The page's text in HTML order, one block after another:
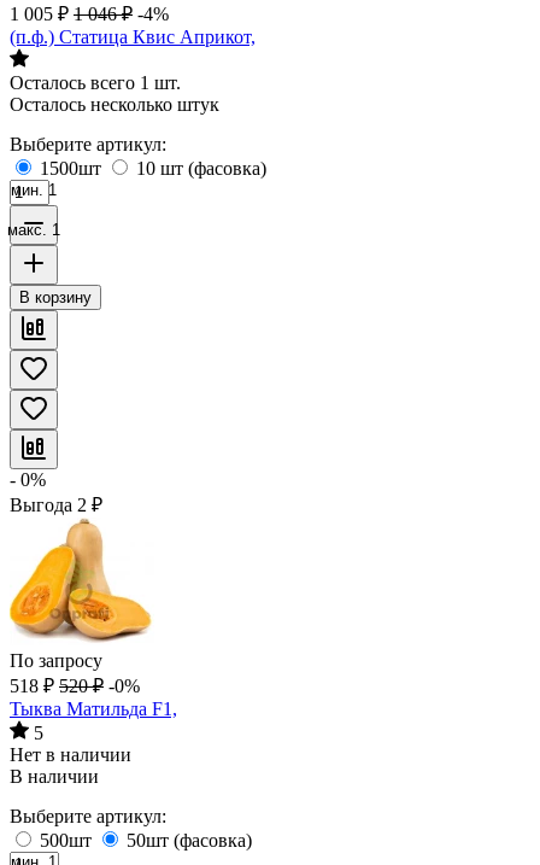
1 005 ₽ 1 046 ₽ -4%
(п.ф.) Статица Квис Априкот,
Осталось всего 1 шт.
Осталось несколько штук
Выберите артикул:
1500шт
10 шт (фасовка)
мин. 1
макс. 1
В корзину
- 0%
Выгода 2 ₽
По запросу
518 ₽ 520 ₽ -0%
Тыква Матильда F1,
5
Нет в наличии
В наличии
Выберите артикул:
500шт
50шт (фасовка)